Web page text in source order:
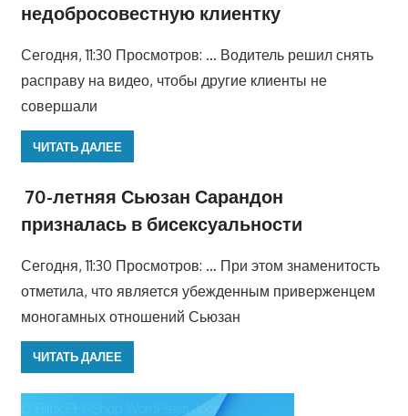
недобросовестную клиентку
Сегодня, 11:30 Просмотров: … Водитель решил снять
расправу на видео, чтобы другие клиенты не
совершали
ЧИТАТЬ ДАЛЕЕ
70-летняя Сьюзан Сарандон
призналась в бисексуальности
Сегодня, 11:30 Просмотров: … При этом знаменитость
отметила, что является убежденным приверженцем
моногамных отношений Сьюзан
ЧИТАТЬ ДАЛЕЕ